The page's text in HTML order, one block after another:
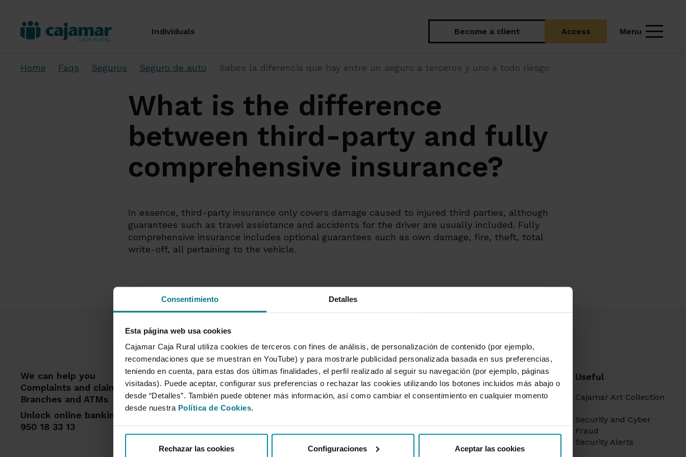
Consentimiento Detalles
Esta página web usa cookies
Cajamar Caja Rural utiliza cookies de terceros con fines de análisis, de personalización de contenido (por ejemplo,
recomendaciones que se muestran en YouTube) y para mostrarle publicidad personalizada basada en sus preferencias,
teniendo en cuenta, para estas dos últimas finalidades, el perfil realizado al seguir su navegación (por ejemplo, páginas
visitadas). Puede aceptar, configurar sus preferencias o rechazar las cookies utilizando los botones incluidos más abajo o
desde “Detalles”. También puede obtener más información, así como cambiar el consentimiento en cualquier momento
desde nuestra Política de Cookies.
Rechazar las cookies Configuraciones Aceptar las cookies
Individuals Become a client Access Menu
Home Faqs Seguros Seguro de auto Sabes la diferencia que hay entre un seguro a terceros y uno a todo riesgo
What is the difference
between third-party and fully
comprehensive insurance?
In essence, third-party insurance only covers damage caused to injured third parties, although
guarantees such as travel assistance and accidents for the driver are usually included. Fully
comprehensive insurance includes optional guarantees such as own damage, fire, theft, total
write-off, all pertaining to the vehicle.
We can help you
Complaints and claims
Branches and ATMs
Unlock online banking access
950 18 33 13
Featured
Mortgages
Cards
Remote banking
Corporate information
About the entity
Sustainability
Useful
Cajamar Art Collection
Security and Cyber
Fraud
Security Alerts